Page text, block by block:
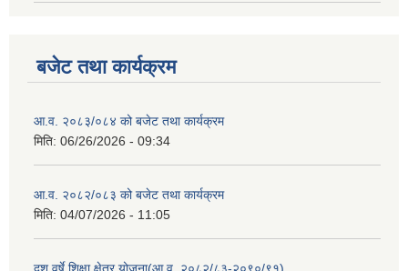
बजेट तथा कार्यक्रम
आ.व. २०८३/०८४ को बजेट तथा कार्यक्रम
मिति: 06/26/2026 - 09:34
आ.व. २०८२/०८३ को बजेट तथा कार्यक्रम
मिति: 04/07/2026 - 11:05
दश वर्षे शिक्षा क्षेत्र योजना(आ.व. २०८२/८३-२०९०/९१)